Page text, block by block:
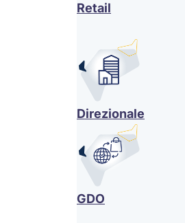
Retail
Direzionale
GDO